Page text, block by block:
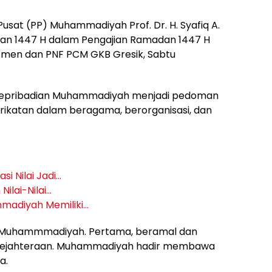
(PP) Muhammadiyah Prof. Dr. H. Syafiq A.
1447 H dalam Pengajian Ramadan 1447 H
dan PNF PCM GKB Gresik, Sabtu
Muhammadiyah menjadi pedoman
dalam beragama, berorganisasi, dan
Nilai Jadi…
Nilai…
Memiliki…
Pertama, beramal dan
Muhammadiyah hadir membawa